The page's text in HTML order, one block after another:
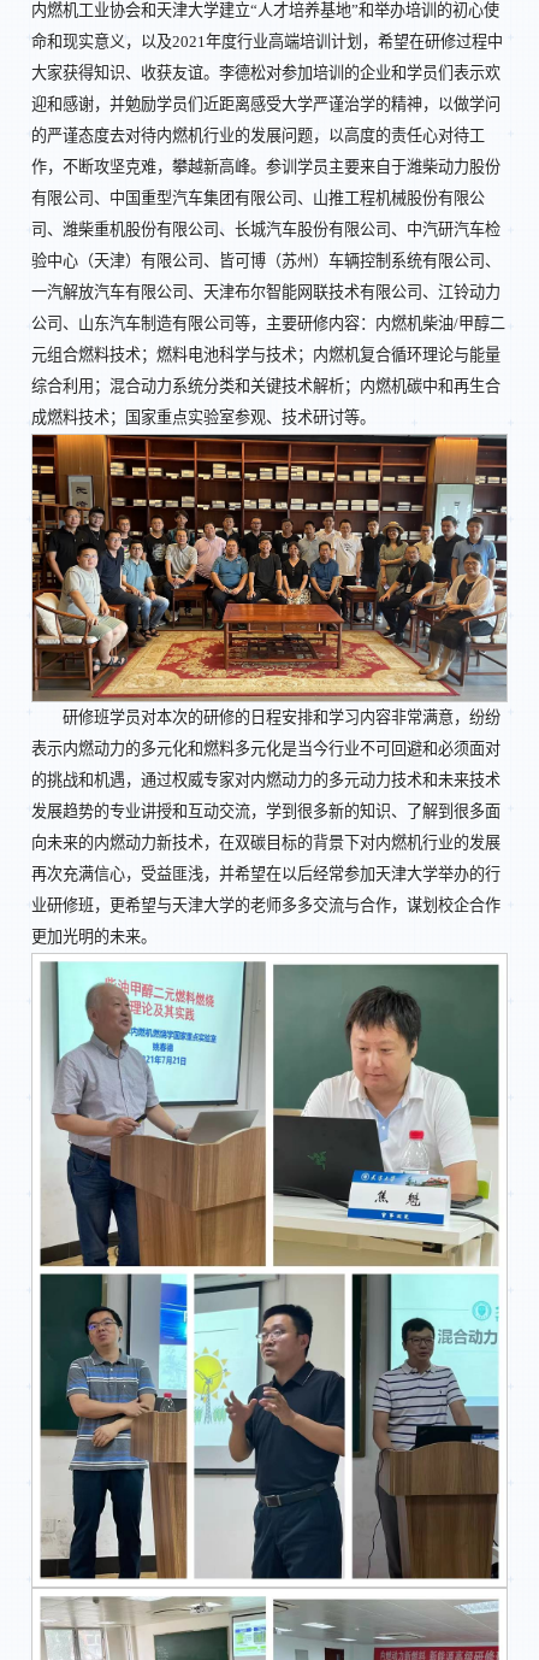
内燃机工业协会和天津大学建立“人才培养基地”和举办培训的初心使
命和现实意义，以及2021年度行业高端培训计划，希望在研修过程中
大家获得知识、收获友谊。李德松对参加培训的企业和学员们表示欢
迎和感谢，并勉励学员们近距离感受大学严谨治学的精神，以做学问
的严谨态度去对待内燃机行业的发展问题，以高度的责任心对待工
作，不断攻坚克难，攀越新高峰。参训学员主要来自于潍柴动力股份
有限公司、中国重型汽车集团有限公司、山推工程机械股份有限公
司、潍柴重机股份有限公司、长城汽车股份有限公司、中汽研汽车检
验中心（天津）有限公司、皆可博（苏州）车辆控制系统有限公司、
一汽解放汽车有限公司、天津布尔智能网联技术有限公司、江铃动力
公司、山东汽车制造有限公司等，主要研修内容：内燃机柴油/甲醇二
元组合燃料技术；燃料电池科学与技术；内燃机复合循环理论与能量
综合利用；混合动力系统分类和关键技术解析；内燃机碳中和再生合
成燃料技术；国家重点实验室参观、技术研讨等。
研修班学员对本次的研修的日程安排和学习内容非常满意，纷纷
表示内燃动力的多元化和燃料多元化是当今行业不可回避和必须面对
的挑战和机遇，通过权威专家对内燃动力的多元动力技术和未来技术
发展趋势的专业讲授和互动交流，学到很多新的知识、了解到很多面
向未来的内燃动力新技术，在双碳目标的背景下对内燃机行业的发展
再次充满信心，受益匪浅，并希望在以后经常参加天津大学举办的行
业研修班，更希望与天津大学的老师多多交流与合作，谋划校企合作
更加光明的未来。